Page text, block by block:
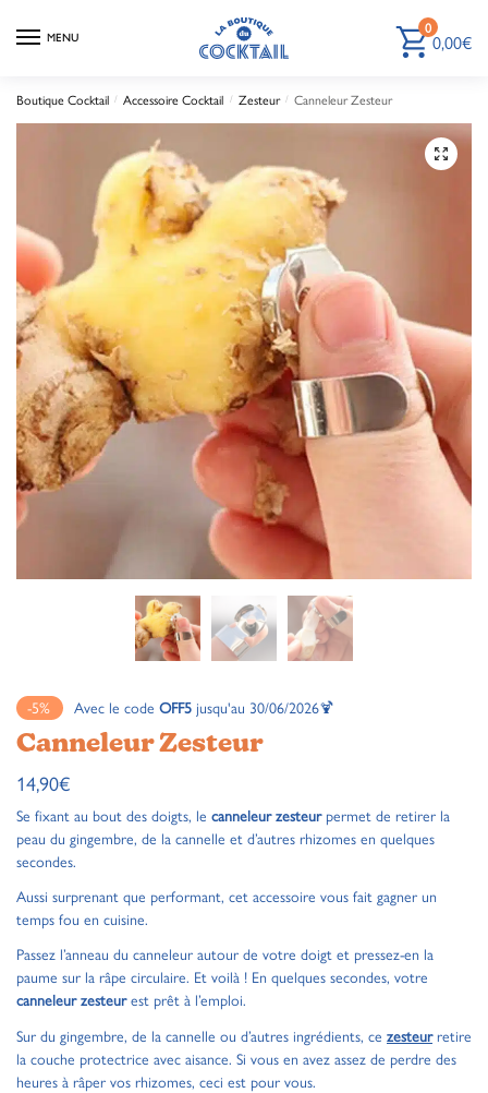
MENU 0
0,00€
Boutique Cocktail / Accessoire Cocktail / Zesteur / Canneleur Zesteur
🔍
-5% Avec le code OFF5 jusqu'au 30/06/2026🍹
Canneleur Zesteur
14,90€
Se fixant au bout des doigts, le canneleur zesteurpermet de retirer la
peau du gingembre, de la cannelle et d’autres rhizomes en quelques
secondes.
Aussi surprenant que performant, cet accessoire vous fait gagner un
temps fou en cuisine.
Passez l’anneau du canneleur autour de votre doigt et pressez-en la
paume sur la râpe circulaire. Et voilà ! En quelques secondes, votre
canneleur zesteurest prêt à l’emploi.
Sur du gingembre, de la cannelle ou d’autres ingrédients, ce zesteurretire
la couche protectrice avec aisance. Si vous en avez assez de perdre des
heures à râper vos rhizomes, ceci est pour vous.